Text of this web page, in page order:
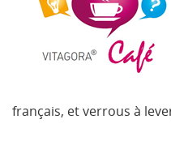
français, et verrous à